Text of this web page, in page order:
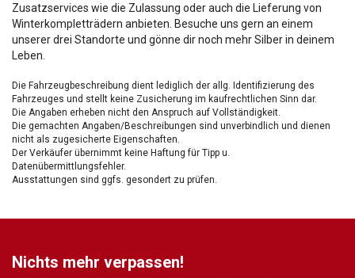
Zusatzservices wie die Zulassung oder auch die Lieferung von
Winterkompletträdern anbieten. Besuche uns gern an einem
unserer drei Standorte und gönne dir noch mehr Silber in deinem
Leben.
Die Fahrzeugbeschreibung dient lediglich der allg. Identifizierung des
Fahrzeuges und stellt keine Zusicherung im kaufrechtlichen Sinn dar.
Die Angaben erheben nicht den Anspruch auf Vollständigkeit.
Die gemachten Angaben/Beschreibungen sind unverbindlich und dienen
nicht als zugesicherte Eigenschaften.
Der Verkäufer übernimmt keine Haftung für Tipp u.
Datenübermittlungsfehler.
Ausstattungen sind ggfs. gesondert zu prüfen.
Nichts mehr verpassen!